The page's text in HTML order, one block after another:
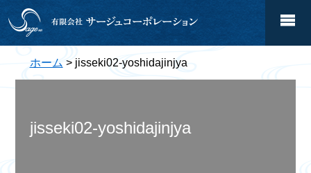
ホーム > jisseki02-yoshidajinjya
jisseki02-yoshidajinjya